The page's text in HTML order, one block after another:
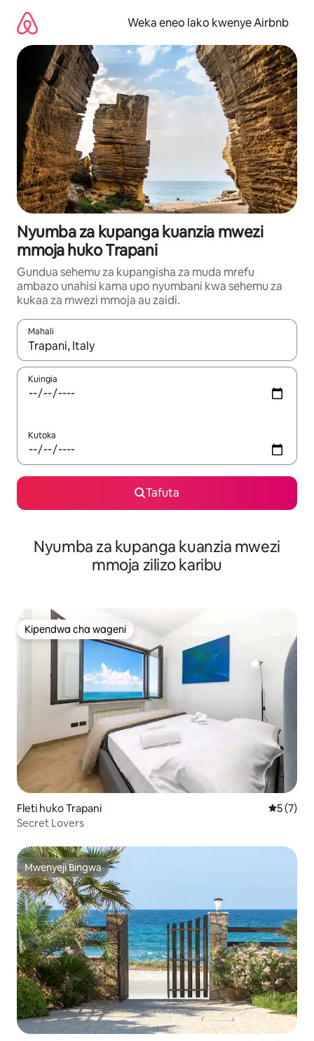
kwenda
kwenye
maudhui
Weka eneo lako kwenye Airbnb
Nyumba za kupanga kuanzia mwezi
mmoja huko Trapani
Gundua sehemu za kupangisha za muda mrefu
ambazo unahisi kama upo nyumbani kwa sehemu za
kukaa za mwezi mmoja au zaidi.
Mahali
Wakati matokeo yanapatikana, vinjari kwa kutumia vitufe vya
Kuingia
Kutoka
Tafuta
Nyumba za kupanga kuanzia mwezi
mmoja zilizo karibu
Kipendwa cha wageni
Kipendwa cha wageni
Fleti huko Trapani
5 (7)
Secret Lovers
Mwenyeji Bingwa
Mwenyeji Bingwa